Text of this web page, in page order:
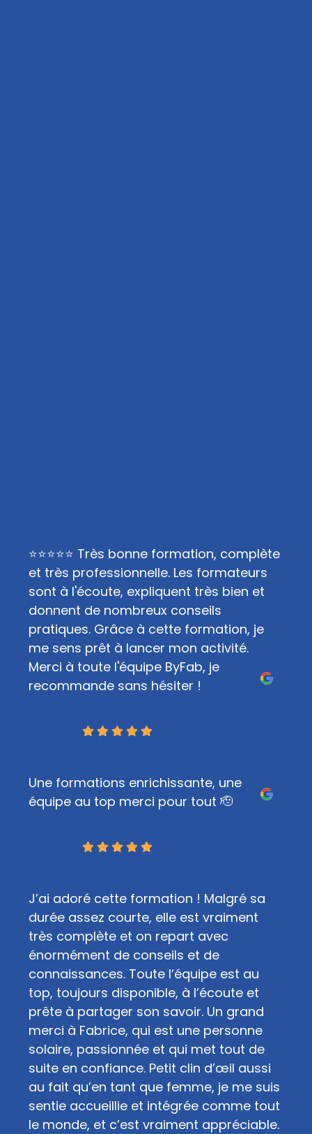
⭐⭐⭐⭐⭐ Très bonne formation, complète
et très professionnelle. Les formateurs
sont à l'écoute, expliquent très bien et
donnent de nombreux conseils
pratiques. Grâce à cette formation, je
me sens prêt à lancer mon activité.
Merci à toute l'équipe ByFab, je
recommande sans hésiter !
Une formations enrichissante, une
équipe au top merci pour tout 🫡
J’ai adoré cette formation ! Malgré sa
durée assez courte, elle est vraiment
très complète et on repart avec
énormément de conseils et de
connaissances. Toute l’équipe est au
top, toujours disponible, à l’écoute et
prête à partager son savoir. Un grand
merci à Fabrice, qui est une personne
solaire, passionnée et qui met tout de
suite en confiance. Petit clin d’œil aussi
au fait qu’en tant que femme, je me suis
sentie accueillie et intégrée comme tout
le monde, et c’est vraiment appréciable.